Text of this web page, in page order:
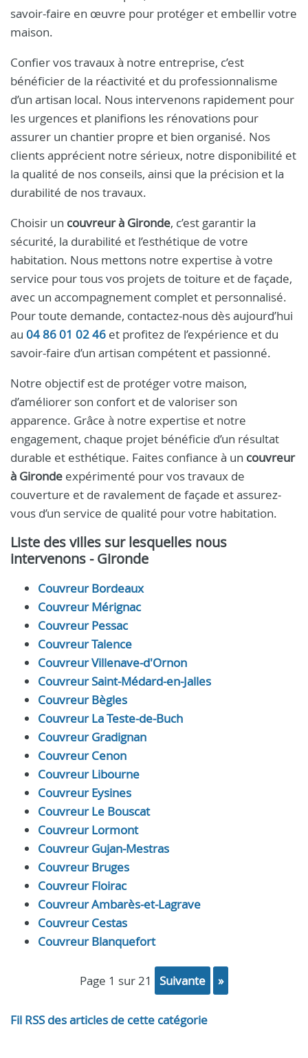
savoir-faire en œuvre pour protéger et embellir votre
maison.
Confier vos travaux à notre entreprise, c’est
bénéficier de la réactivité et du professionnalisme
d’un artisan local. Nous intervenons rapidement pour
les urgences et planifions les rénovations pour
assurer un chantier propre et bien organisé. Nos
clients apprécient notre sérieux, notre disponibilité et
la qualité de nos conseils, ainsi que la précision et la
durabilité de nos travaux.
Choisir un couvreur à Gironde, c’est garantir la
sécurité, la durabilité et l’esthétique de votre
habitation. Nous mettons notre expertise à votre
service pour tous vos projets de toiture et de façade,
avec un accompagnement complet et personnalisé.
Pour toute demande, contactez-nous dès aujourd’hui
au 04 86 01 02 46 et profitez de l’expérience et du
savoir-faire d’un artisan compétent et passionné.
Notre objectif est de protéger votre maison,
d’améliorer son confort et de valoriser son
apparence. Grâce à notre expertise et notre
engagement, chaque projet bénéficie d’un résultat
durable et esthétique. Faites confiance à un couvreur
à Gironde expérimenté pour vos travaux de
couverture et de ravalement de façade et assurez-
vous d’un service de qualité pour votre habitation.
Liste des villes sur lesquelles nous
intervenons - Gironde
Couvreur Bordeaux
Couvreur Mérignac
Couvreur Pessac
Couvreur Talence
Couvreur Villenave-d'Ornon
Couvreur Saint-Médard-en-Jalles
Couvreur Bègles
Couvreur La Teste-de-Buch
Couvreur Gradignan
Couvreur Cenon
Couvreur Libourne
Couvreur Eysines
Couvreur Le Bouscat
Couvreur Lormont
Couvreur Gujan-Mestras
Couvreur Bruges
Couvreur Floirac
Couvreur Ambarès-et-Lagrave
Couvreur Cestas
Couvreur Blanquefort
page 1 sur 21 suivante »
Fil RSS des articles de cette catégorie